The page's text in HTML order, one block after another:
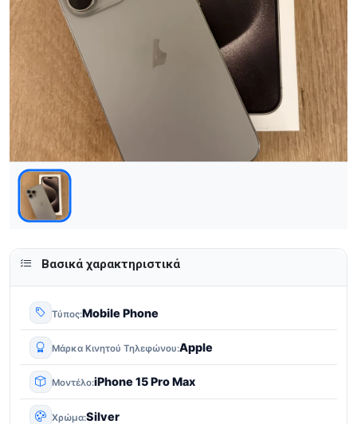
Βασικά χαρακτηριστικά
Τύπος Mobile Phone
Μάρκα Κινητού Τηλεφώνου Apple
Μοντέλο iPhone 15 Pro Max
Χρώμα Silver